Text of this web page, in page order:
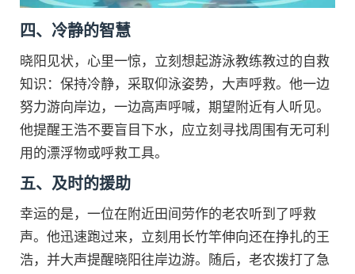
四、冷静的智慧
晓阳见状，心里一惊，立刻想起游泳教练教过的自救
知识：保持冷静，采取仰泳姿势，大声呼救。他一边
努力游向岸边，一边高声呼喊，期望附近有人听见。
他提醒王浩不要盲目下水，应立刻寻找周围有无可利
用的漂浮物或呼救工具。
五、及时的援助
幸运的是，一位在附近田间劳作的老农听到了呼救
声。他迅速跑过来，立刻用长竹竿伸向还在挣扎的王
浩，并大声提醒晓阳往岸边游。随后，老农拨打了急